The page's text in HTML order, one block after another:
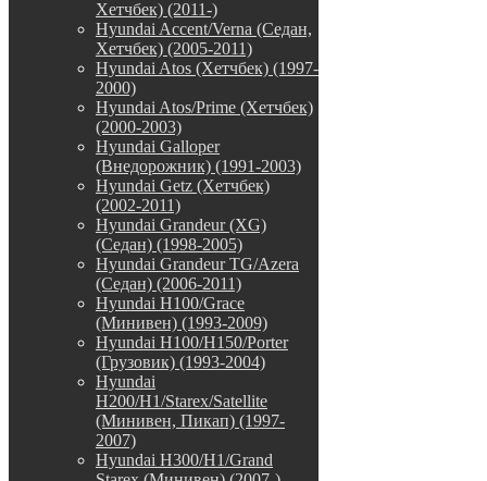
Хетчбек) (2011-)
Hyundai Accent/Verna (Седан,
Хетчбек) (2005-2011)
Hyundai Atos (Хетчбек) (1997-
2000)
Hyundai Atos/Prime (Хетчбек)
(2000-2003)
Hyundai Galloper
(Внедорожник) (1991-2003)
Hyundai Getz (Хетчбек)
(2002-2011)
Hyundai Grandeur (XG)
(Седан) (1998-2005)
Hyundai Grandeur TG/Azera
(Седан) (2006-2011)
Hyundai H100/Grace
(Минивен) (1993-2009)
Hyundai H100/H150/Porter
(Грузовик) (1993-2004)
Hyundai
H200/H1/Starex/Satellite
(Минивен, Пикап) (1997-
2007)
Hyundai H300/H1/Grand